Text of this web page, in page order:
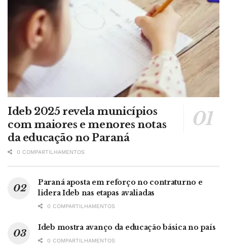
Ideb 2025 revela municípios
com maiores e menores notas
da educação no Paraná
0 COMPARTILHAMENTOS
Paraná aposta em reforço no contraturno e
lidera Ideb nas etapas avaliadas
0 COMPARTILHAMENTOS
Ideb mostra avanço da educação básica no país
0 COMPARTILHAMENTOS